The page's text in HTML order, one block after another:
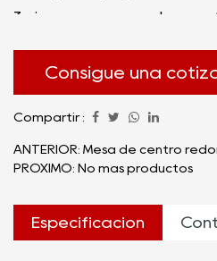
3 piezas para comedor y
funcionalidad práctica.
para exteriores, mesa y silla
para restaurante Con
este conjunto combina a la
utilidad, creando un
experiencias gastronómicas
Consigue una
Compartir :
ANTERIOR: Mesa de centro
PRÓXIMO: No más productos
Especificación